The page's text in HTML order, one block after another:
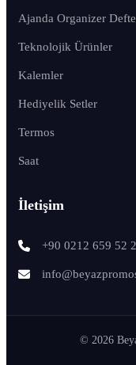
Ajanda Organizer
Teknolojik Ürünler
Kalemler
Hediyelik Setler
Termos
Saat
İletişim
+90 0212 659 52
© 2026